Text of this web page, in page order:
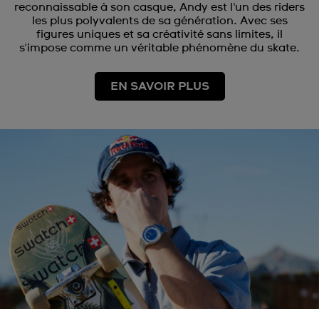
reconnaissable à son casque, Andy est l'un des riders
les plus polyvalents de sa génération. Avec ses
figures uniques et sa créativité sans limites, il
s'impose comme un véritable phénomène du skate.
EN SAVOIR PLUS